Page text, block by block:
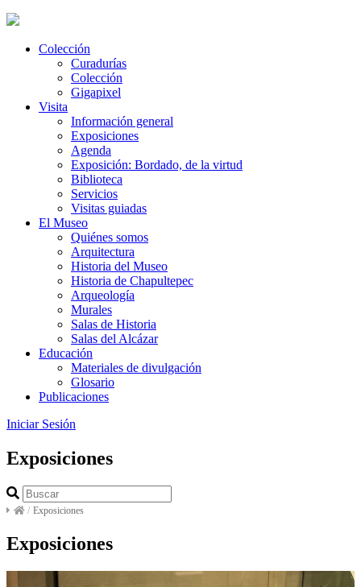
Colección
Curadurías
Colección
Gigapixel
Visita
Información general
Exposiciones
Agenda
Exposición: Bordado, de la virtud
Biblioteca
Servicios
Visitas guiadas
El Museo
Quiénes somos
Arquitectura
Historia del Museo
Historia de Chapultepec
Arqueología
Murales
Salas de Historia
Salas del Alcázar
Educación
Materiales de divulgación
Glosario
Publicaciones
Iniciar Sesión
Exposiciones
/ Exposiciones
Exposiciones